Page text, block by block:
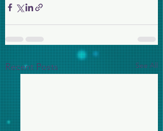
Recent Posts See All